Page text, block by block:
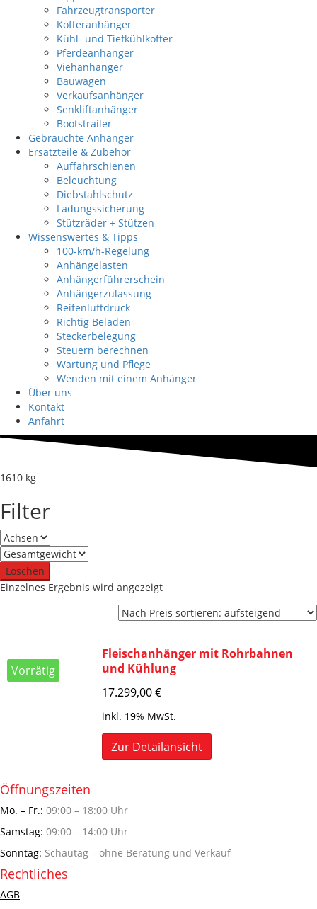
Fahrzeugtransporter
Kofferanhänger
Kühl- und Tiefkühlkoffer
Pferdeanhänger
Viehanhänger
Bauwagen
Verkaufsanhänger
Senkliftanhänger
Bootstrailer
Gebrauchte Anhänger
Ersatzteile & Zubehör
Auffahrschienen
Beleuchtung
Diebstahlschutz
Ladungssicherung
Stützräder + Stützen
Wissenswertes & Tipps
100-km/h-Regelung
Anhängelasten
Anhängerführerschein
Anhängerzulassung
Reifenluftdruck
Richtig Beladen
Steckerbelegung
Steuern berechnen
Wartung und Pflege
Wenden mit einem Anhänger
Über uns
Kontakt
Anfahrt
1610 kg
Filter
Löschen
Einzelnes Ergebnis wird angezeigt
Vorrätig
Fleischanhänger mit Rohrbahnen
und Kühlung
17.299,00€
inkl. 19% MwSt.
Zur Detailansicht
Öffnungszeiten
Mo. – Fr.: 09:00 – 18:00 Uhr
Samstag: 09:00 – 14:00 Uhr
Sonntag: Schautag – ohne Beratung und Verkauf
Rechtliches
AGB